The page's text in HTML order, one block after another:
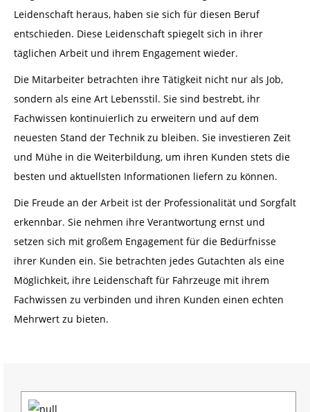
Leidenschaft heraus, haben sie sich für diesen Beruf
entschieden. Diese Leidenschaft spiegelt sich in ihrer
täglichen Arbeit und ihrem Engagement wieder.
Die Mitarbeiter betrachten ihre Tätigkeit nicht nur als Job,
sondern als eine Art Lebensstil. Sie sind bestrebt, ihr
Fachwissen kontinuierlich zu erweitern und auf dem
neuesten Stand der Technik zu bleiben. Sie investieren Zeit
und Mühe in die Weiterbildung, um ihren Kunden stets die
besten und aktuellsten Informationen liefern zu können.
Die Freude an der Arbeit ist der Professionalität und Sorgfalt
erkennbar. Sie nehmen ihre Verantwortung ernst und
setzen sich mit großem Engagement für die Bedürfnisse
ihrer Kunden ein. Sie betrachten jedes Gutachten als eine
Möglichkeit, ihre Leidenschaft für Fahrzeuge mit ihrem
Fachwissen zu verbinden und ihren Kunden einen echten
Mehrwert zu bieten.